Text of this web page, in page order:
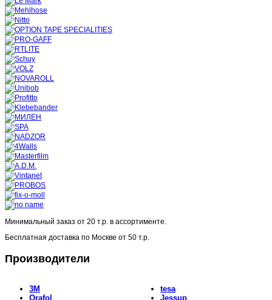
Минимальный заказ от 20 т.р. в ассортименте.
Бесплатная доставка по Москве от 50 т.р.
Производители
3M
Orafol
tesa
Jessup